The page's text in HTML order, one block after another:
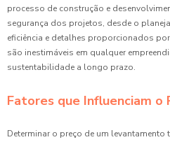
processo de construção e
segurança dos projetos, desde o
eficiência e detalhes proporcionados
são inestimáveis em qualquer
sustentabilidade a longo prazo.
Fatores que Influenciam o
Determinar o preço de um